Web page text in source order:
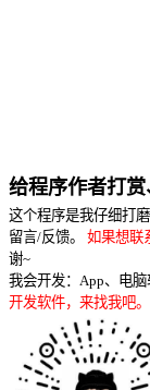
给程序作者打赏
这个程序是我仔细打
留言/反馈。
如果想联
谢~
我会开发：App、电
开发软件，来找我吧。